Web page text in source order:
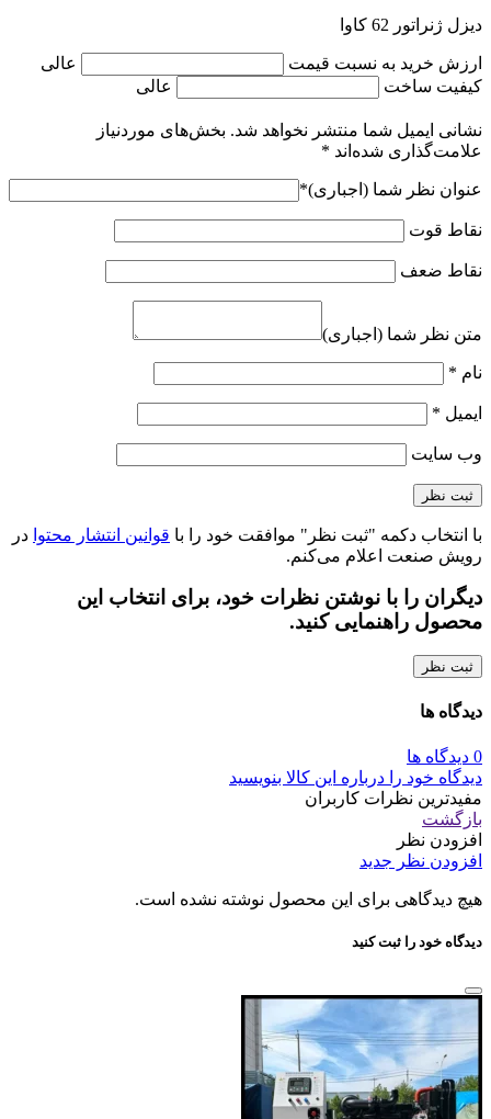
دیزل ژنراتور 62 کاوا
ارزش خرید به نسبت قیمت
عالی
کیفیت ساخت
عالی
نشانی ایمیل شما منتشر نخواهد شد. بخش‌های موردنیاز
علامت‌گذاری شده‌اند *
عنوان نظر شما (اجباری)*
نقاط قوت
نقاط ضعف
متن نظر شما (اجباری)
نام *
ایمیل *
وب‌ سایت
با انتخاب دکمه "ثبت نظر" موافقت خود را با قوانین انتشار محتوا در
رویش صنعت اعلام می‌کنم.
دیگران را با نوشتن نظرات خود، برای انتخاب این
محصول راهنمایی کنید.
ثبت نظر
دیدگاه ها
0 دیدگاه ها
دیدگاه خود را درباره این کالا بنویسید
مفیدترین نظرات کاربران
بازگشت
افزودن نظر
افزودن نظر جدید
هیچ دیدگاهی برای این محصول نوشته نشده است.
دیدگاه خود را ثبت کنید